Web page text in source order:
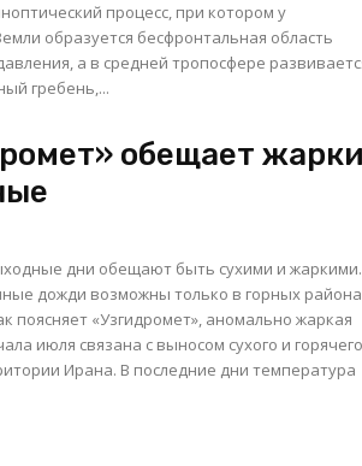
процесс, при котором у
образуется бесфронтальная область
а в средней тропосфере
гребень,...
обещает
дни обещают быть сухими и жаркими.
дожди возможны только в горных
июля связана с выносом сухого и горячего
Ирана. В последние дни температура